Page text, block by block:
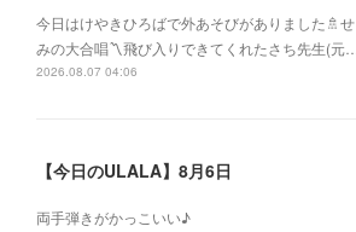
今日はけやきひろばで外あそびがありました🚿せ
みの大合唱〽飛び入りできてくれたさち先生(元…
2026.08.07 04:06
【今日のULALA】8月6日
両手弾きがかっこいい♪